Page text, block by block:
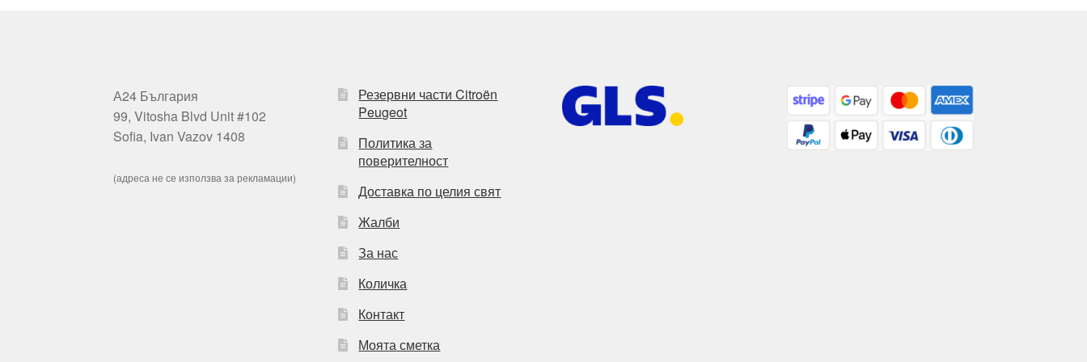
А24 България
99, Vitosha Blvd Unit #102
Sofia, Ivan Vazov 1408
(адреса не се използва за рекламации)
Резервни части Citroën
Peugeot
Политика за
поверителност
Доставка по целия свят
Жалби
За нас
Количка
Контакт
Моята сметка